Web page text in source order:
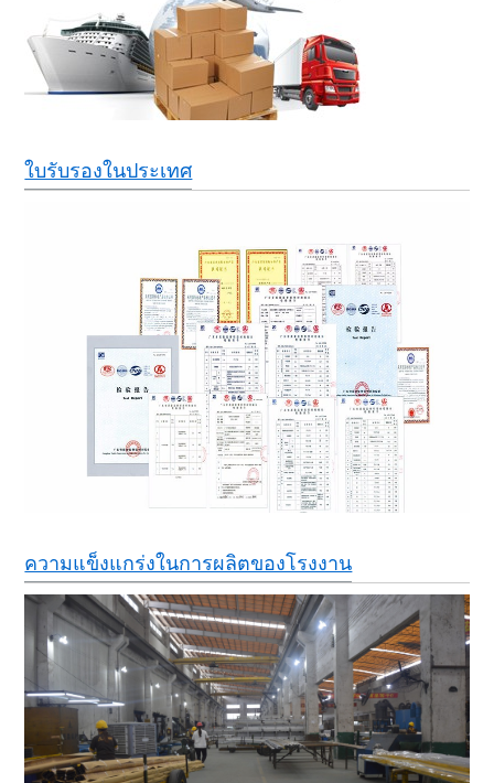
ใบรับรองในประเทศ
ความแข็งแกร่งในการผลิตของโรงงาน